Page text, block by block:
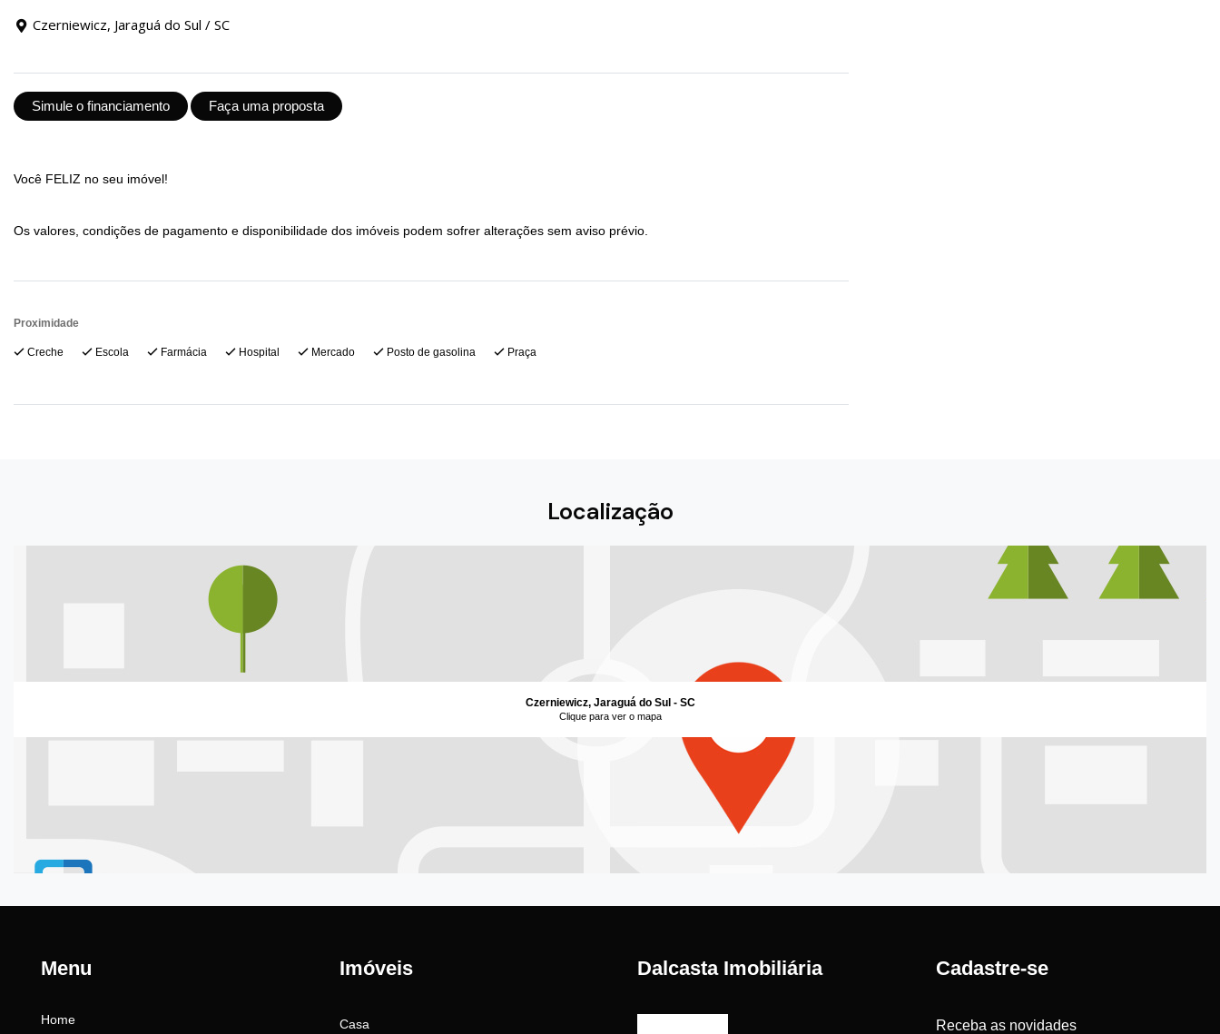
Czerniewicz, Jaraguá do Sul / SC
Simule o financiamento Faça uma proposta
Você FELIZ no seu imóvel!
Os valores, condições de pagamento e disponibilidade dos imóveis podem sofrer alterações sem aviso prévio.
Proximidade
Creche Escola Farmácia Hospital Mercado Posto de gasolina Praça
Localização
Czerniewicz, Jaraguá do Sul - SC
Clique para ver o mapa
Menu
Home
Imóveis
Casa
Dalcasta Imobiliária Cadastre-se
Receba as novidades